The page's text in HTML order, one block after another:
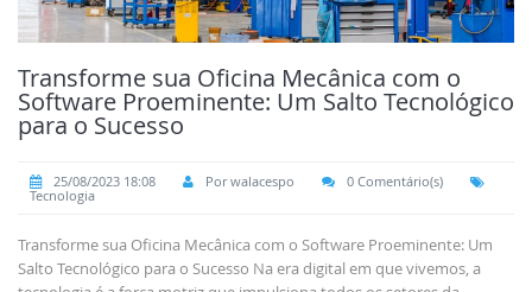
Transforme sua Oficina Mecânica com o
Software Proeminente: Um Salto Tecnológico
para o Sucesso
25/08/2023 18:08 Por walacespo
0 Comentário(s)
Tecnologia
Transforme sua Oficina Mecânica com o Software Proeminente: Um
Salto Tecnológico para o Sucesso Na era digital em que vivemos, a